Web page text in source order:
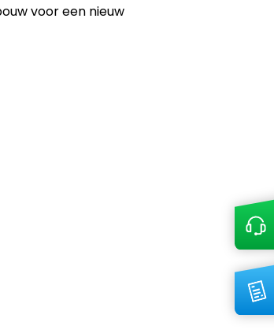
voor een nieuw